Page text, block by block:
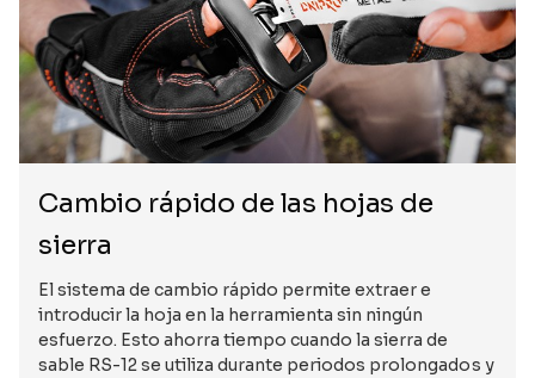
Cambio rápido de las hojas de
sierra
El sistema de cambio rápido permite extraer e
introducir la hoja en la herramienta sin ningún
esfuerzo. Esto ahorra tiempo cuando la sierra de
sable RS-12 se utiliza durante periodos prolongados y